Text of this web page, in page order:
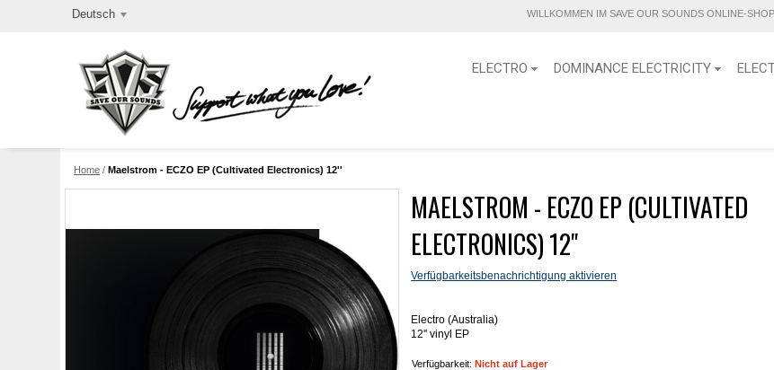
Deutsch WILLKOMMEN IM SAVE OUR SOUNDS ONLINE-
ELECTRO DOMINANCE ELECTRICITY
Home /Maelstrom - ECZO EP (Cultivated Electronics) 12''
MAELSTROM - ECZO EP (CULTIVATED
ELECTRONICS) 12''
Verfügbarkeitsbenachrichtigung aktivieren
Electro (Australia)
12'' vinyl EP
Verfügbarkeit:Nicht auf Lager